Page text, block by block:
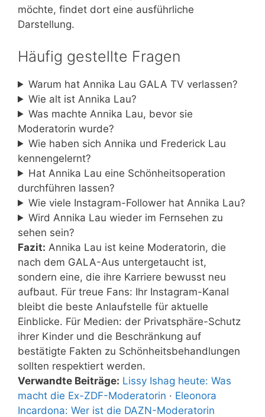
möchte, findet dort eine ausführliche
Darstellung.
Häufig gestellte Fragen
Warum hat Annika Lau GALA TV verlassen?
Wie alt ist Annika Lau?
Was machte Annika Lau, bevor sie
Moderatorin wurde?
Wie haben sich Annika und Frederick Lau
kennengelernt?
Hat Annika Lau eine Schönheitsoperation
durchführen lassen?
Wie viele Instagram-Follower hat Annika Lau?
Wird Annika Lau wieder im Fernsehen zu
sehen sein?
Fazit: Annika Lau ist keine Moderatorin, die
nach dem GALA-Aus untergetaucht ist,
sondern eine, die ihre Karriere bewusst neu
aufbaut. Für treue Fans: Ihr Instagram-Kanal
bleibt die beste Anlaufstelle für aktuelle
Einblicke. Für Medien: der Privatsphäre-Schutz
ihrer Kinder und die Beschränkung auf
bestätigte Fakten zu Schönheitsbehandlungen
sollten respektiert werden.
Verwandte Beiträge: Lissy Ishag heute: Was
macht die Ex-ZDF-Moderatorin · Eleonora
Incardona: Wer ist die DAZN-Moderatorin